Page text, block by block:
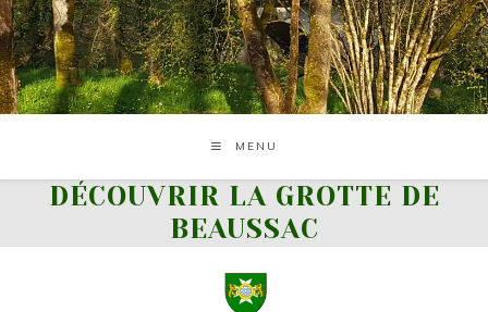
Skip
to
content
MENU
DÉCOUVRIR LA GROTTE DE
BEAUSSAC